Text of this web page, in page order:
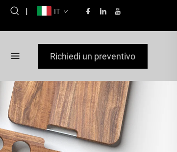
| IT
Richiedi un preventivo